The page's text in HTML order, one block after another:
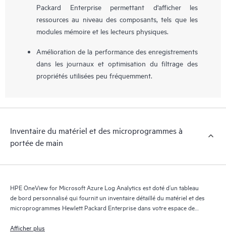
Packard Enterprise permettant d'afficher les
ressources au niveau des composants, tels que les
modules mémoire et les lecteurs physiques.
Amélioration de la performance des enregistrements
dans les journaux et optimisation du filtrage des
propriétés utilisées peu fréquemment.
Inventaire du matériel et des microprogrammes à
portée de main
HPE OneView for Microsoft Azure Log Analytics est doté d’un tableau
de bord personnalisé qui fournit un inventaire détaillé du matériel et des
microprogrammes Hewlett Packard Enterprise dans votre espace de
Afficher plus